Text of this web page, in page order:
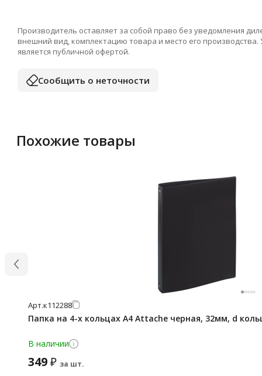
Производитель оставляет за собой право без уведомления
внешний вид, комплектацию товара и место его
является публичной офертой.
Сообщить о неточности
Похожие товары
Арт.к112288
Папка на 4-х кольцах А4 Attache черная, 32мм, d
В наличии
349₽ за шт.